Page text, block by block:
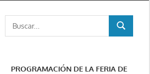
BUSCAR
PROGRAMACIÓN DE LA FERIA DE